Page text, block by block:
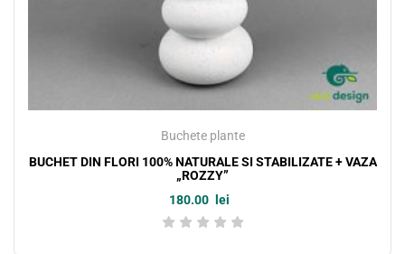
Buchete plante
BUCHET DIN FLORI 100% NATURALE SI STABILIZATE + VAZA
„ROZZY”
180.00
lei